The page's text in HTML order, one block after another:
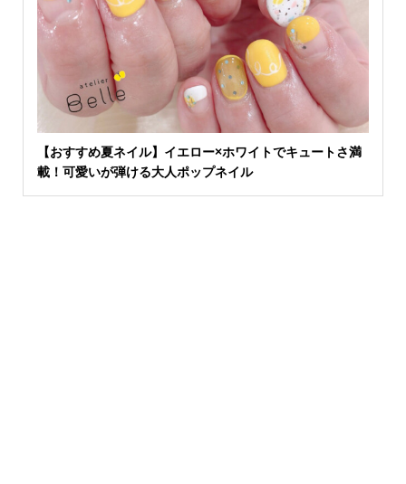
【おすすめ夏ネイル】イエロー×ホワイトでキュートさ満
載！可愛いが弾ける大人ポップネイル